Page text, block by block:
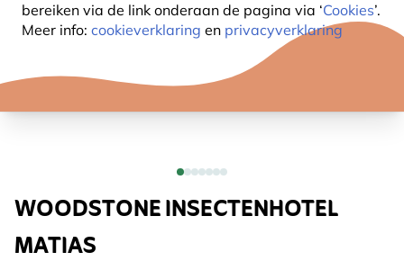
bereiken via de link onderaan de pagina via ‘Cookies’.
Meer info: cookieverklaring en privacyverklaring
WOODSTONE INSECTENHOTEL
MATIAS